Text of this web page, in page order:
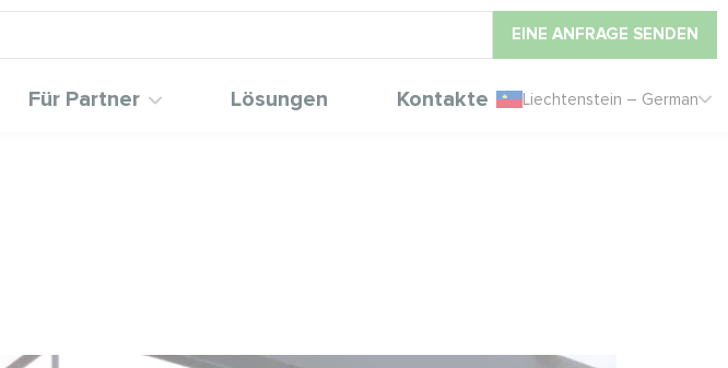
EINE ANFRAGE SENDEN
Für Partner Lösungen Kontakte Liechtenstein – German